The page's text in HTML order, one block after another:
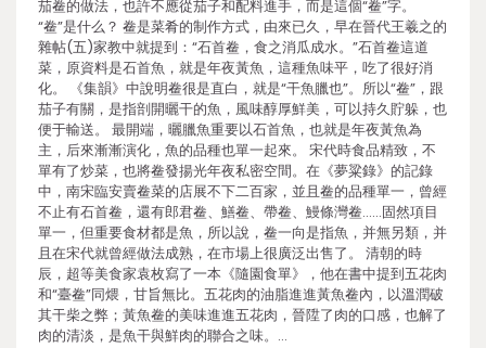
茄鲞的做法，也許不應從茄子和配料進手，而是這個“鲞”字。
“鲞”是什么？ 鲞是菜肴的制作方式，由來已久，早在晉代王羲之的
雜帖(五)家教中就提到：“石首鲞，食之消瓜成水。”石首鲞這道
菜，原資料是石首魚，就是年夜黃魚，這種魚味平，吃了很好消
化。 《集韻》中說明鲞很是直白，就是“干魚臘也”。所以“鲞”，跟
茄子有關，是指剖開曬干的魚，風味醇厚鮮美，可以持久貯躲，也
便于輸送。 最開端，曬臘魚重要以石首魚，也就是年夜黃魚為
主，后來漸漸演化，魚的品種也單一起來。 宋代時食品精致，不
單有了炒菜，也將鲞發揚光年夜私密空間。在《夢粱錄》的記錄
中，南宋臨安賣鲞菜的店展不下二百家，並且鲞的品種單一，曾經
不止有石首鲞，還有郎君鲞、鱔鲞、帶鲞、鰻條灣鲞……固然項目
單一，但重要食材都是魚，所以說，鲞一向是指魚，并無另類，并
且在宋代就曾經做法成熟，在市場上很廣泛出售了。 清朝的時
辰，超等美食家袁枚寫了一本《隨園食單》，他在書中提到五花肉
和“臺鲞”同煨，甘旨無比。五花肉的油脂進進黃魚鲞內，以溫潤破
其干柴之弊；黃魚鲞的美味進進五花肉，晉陞了肉的口感，也解了
肉的清淡，是魚干與鮮肉的聯合之味。…